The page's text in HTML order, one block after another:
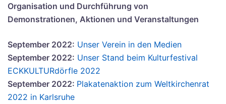
Organisation und Durchführung von
Demonstrationen, Aktionen und Veranstaltungen
September 2022: Unser Verein in den Medien
September 2022: Unser Stand beim Kulturfestival
ECKKULTURdörfle 2022
September 2022: Plakatenaktion zum Weltkirchenrat
2022 in Karlsruhe